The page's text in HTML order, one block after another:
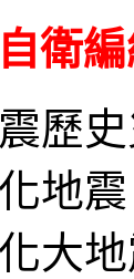
衛
歷
地
大